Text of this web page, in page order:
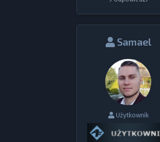
Samael
Użytkownik